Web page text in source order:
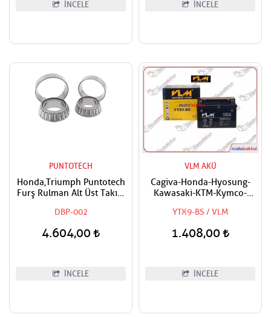
İNCELE İNCELE
PUNTOTECH
Honda,Triumph Puntotech
Furş Rulman Alt Üst Takım
DBP-002
4.604,00
İNCELE
VLM AKÜ
Cagiva-Honda-Hyosung-
Kawasaki-KTM-Kymco-
Triumph-Vespa-Yamaha
Uyumlu VLM Bakımsız Akü
YTX9-BS / VLM
1.408,00
İNCELE